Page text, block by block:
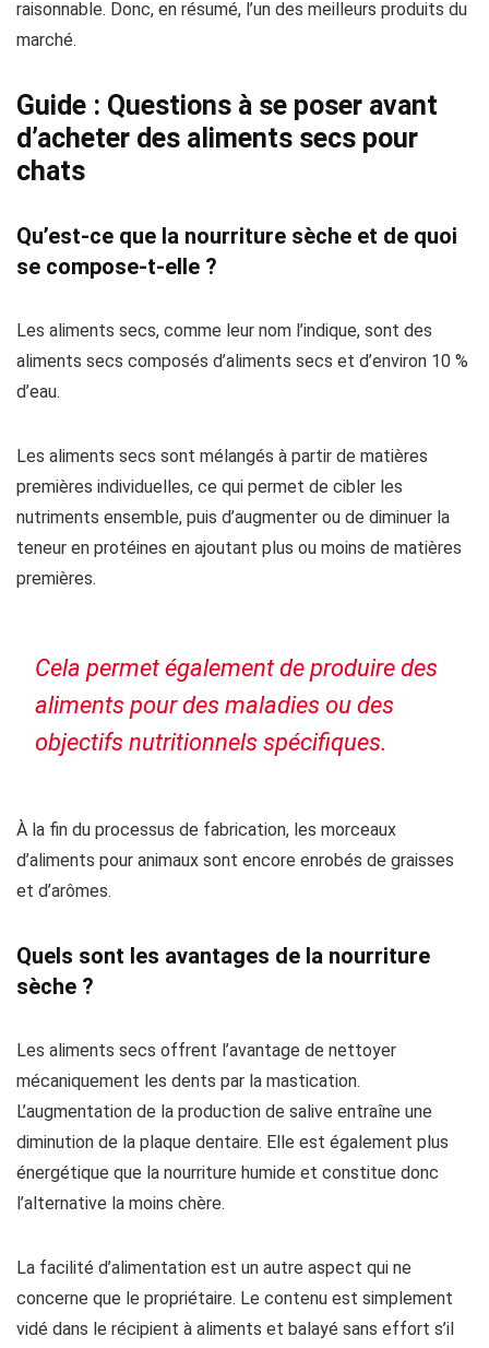
raisonnable. Donc, en résumé, l’un des meilleurs produits du
marché.
Guide : Questions à se poser avant
d’acheter des aliments secs pour
chats
Qu’est-ce que la nourriture sèche et de quoi
se compose-t-elle ?
Les aliments secs, comme leur nom l’indique, sont des
aliments secs composés d’aliments secs et d’environ 10 %
d’eau.
Les aliments secs sont mélangés à partir de matières
premières individuelles, ce qui permet de cibler les
nutriments ensemble, puis d’augmenter ou de diminuer la
teneur en protéines en ajoutant plus ou moins de matières
premières.
Cela permet également de produire des
aliments pour des maladies ou des
objectifs nutritionnels spécifiques.
À la fin du processus de fabrication, les morceaux
d’aliments pour animaux sont encore enrobés de graisses
et d’arômes.
Quels sont les avantages de la nourriture
sèche ?
Les aliments secs offrent l’avantage de nettoyer
mécaniquement les dents par la mastication.
L’augmentation de la production de salive entraîne une
diminution de la plaque dentaire. Elle est également plus
énergétique que la nourriture humide et constitue donc
l’alternative la moins chère.
La facilité d’alimentation est un autre aspect qui ne
concerne que le propriétaire. Le contenu est simplement
vidé dans le récipient à aliments et balayé sans effort s’il